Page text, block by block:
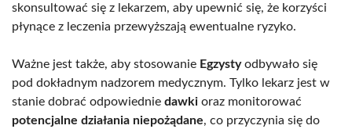
skonsultować się z lekarzem, aby upewnić się, że korzyści
płynące z leczenia przewyższają ewentualne ryzyko.
Ważne jest także, aby stosowanie Egzystyodbywało się
pod dokładnym nadzorem medycznym. Tylko lekarz jest w
stanie dobrać odpowiednie dawki oraz monitorować
potencjalne działania niepożądane, co przyczynia się do